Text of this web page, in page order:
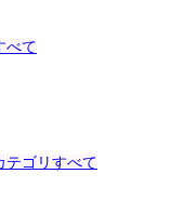
べて
テゴリすべて